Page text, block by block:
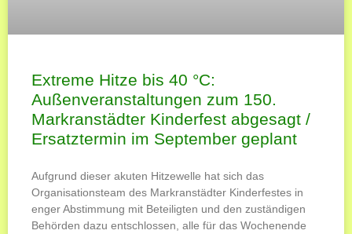
Extreme Hitze bis 40 °C:
Außenveranstaltungen zum 150.
Markranstädter Kinderfest abgesagt /
Ersatztermin im September geplant
Aufgrund dieser akuten Hitzewelle hat sich das
Organisationsteam des Markranstädter Kinderfestes in
enger Abstimmung mit Beteiligten und den zuständigen
Behörden dazu entschlossen, alle für das Wochenende